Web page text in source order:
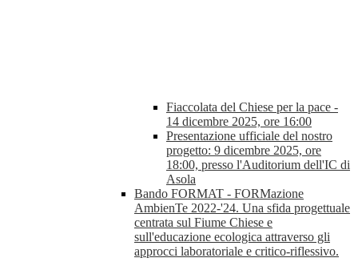
Fiaccolata del Chiese per la pace -
14 dicembre 2025, ore 16:00
Presentazione ufficiale del nostro
progetto: 9 dicembre 2025, ore
18:00, presso l'Auditorium dell'IC di
Asola
Bando FORMAT - FORMazione
AmbienTe 2022-'24. Una sfida progettuale
centrata sul Fiume Chiese e
sull'educazione ecologica attraverso gli
approcci laboratoriale e critico-riflessivo.